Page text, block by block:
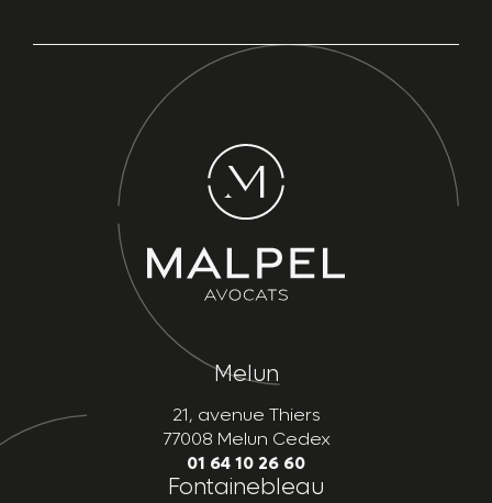
Melun
21, avenue Thiers
77008 Melun Cedex
01 64 10 26 60
Fontainebleau